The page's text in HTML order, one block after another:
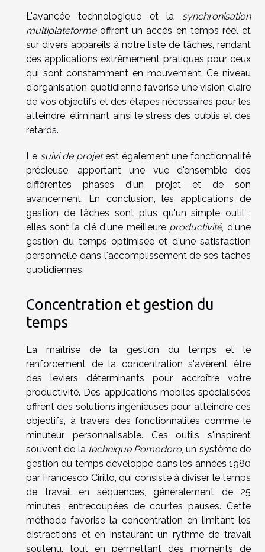
L'avancée technologique et la synchronisation
multiplateformeoffrent un accès en temps réel et
sur divers appareils à notre liste de tâches, rendant
ces applications extrêmement pratiques pour ceux
qui sont constamment en mouvement. Ce niveau
d'organisation quotidienne favorise une vision claire
de vos objectifs et des étapes nécessaires pour les
atteindre, éliminant ainsi le stress des oublis et des
retards.
Le suivi de projetest également une fonctionnalité
précieuse, apportant une vue d'ensemble des
différentes phases d'un projet et de son
avancement. En conclusion, les applications de
gestion de tâches sont plus qu'un simple outil :
elles sont la clé d'une meilleure productivité, d'une
gestion du temps optimisée et d'une satisfaction
personnelle dans l'accomplissement de ses tâches
quotidiennes.
Concentration et gestion du
temps
La maîtrise de la gestion du temps et le
renforcement de la concentration s'avèrent être
des leviers déterminants pour accroître votre
productivité. Des applications mobiles spécialisées
offrent des solutions ingénieuses pour atteindre ces
objectifs, à travers des fonctionnalités comme le
minuteur personnalisable. Ces outils s'inspirent
souvent de la technique Pomodoro, un système de
gestion du temps développé dans les années 1980
par Francesco Cirillo, qui consiste à diviser le temps
de travail en séquences, généralement de 25
minutes, entrecoupées de courtes pauses. Cette
méthode favorise la concentration en limitant les
distractions et en instaurant un rythme de travail
soutenu, tout en permettant des moments de